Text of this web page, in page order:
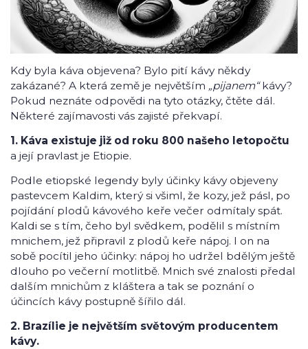
Kdy byla káva objevena? Bylo pití kávy někdy
zakázané? A která země je největším „pijanem“kávy?
Pokud neznáte odpovědi na tyto otázky, čtěte dál.
Některé zajímavosti vás zajisté překvapí.
1. Káva existuje již od roku 800 našeho letopočtu
a její pravlast je Etiopie.
Podle etiopské legendy byly účinky kávy objeveny
pastevcem Kaldim, který si všiml, že kozy, jež pásl, po
pojídání plodů kávového keře večer odmítaly spát.
Kaldi se s tím, čeho byl svědkem, podělil s místním
mnichem, jež připravil z plodů keře nápoj. I on na
sobě pocítil jeho účinky: nápoj ho udržel bdělým ještě
dlouho po večerní motlitbě. Mnich své znalosti předal
dalším mnichům z kláštera a tak se poznání o
účincích kávy postupně šířilo dál.
2. Brazílie je největším světovým producentem
kávy.